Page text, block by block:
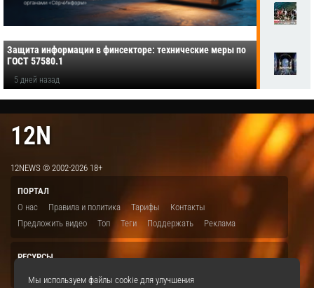
Защита информации в финсекторе: технические меры по
ГОСТ 57580.1
5 дней назад
12N
12NEWS © 2002-2026 18+
ПОРТАЛ
О нас
Правила и политика Тарифы
Контакты
Предложить видео
Топ Теги Поддержать Реклама
РЕСУРСЫ
Мы используем файлы cookie для улучшения